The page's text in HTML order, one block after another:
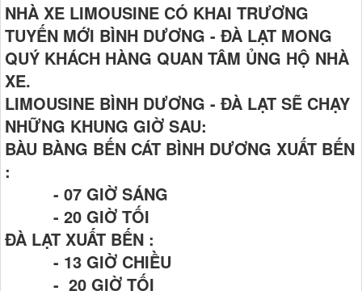
NHÀ XE LIMOUSINE CÓ KHAI TRƯƠNG
TUYẾN MỚI BÌNH DƯƠNG - ĐÀ LẠT MONG
QUÝ KHÁCH HÀNG QUAN TÂM ỦNG HỘ NHÀ
XE.
LIMOUSINE BÌNH DƯƠNG - ĐÀ LẠT SẼ CHẠY
NHỮNG KHUNG GIỜ SAU:
BÀU BÀNG BẾN CÁT BÌNH DƯƠNG XUẤT BẾN
:
- 07 GIỜ SÁNG
- 20 GIỜ TỐI
ĐÀ LẠT XUẤT BẾN :
- 13 GIỜ CHIỀU
- 20 GIỜ TỐI